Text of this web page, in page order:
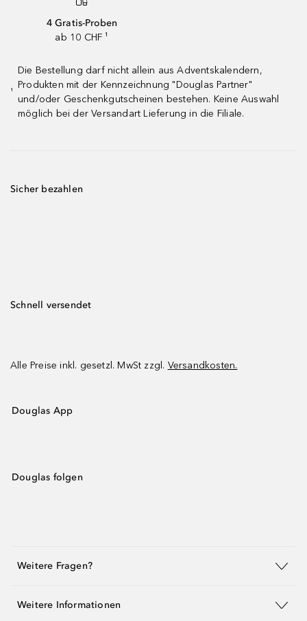
4 Gratis-Proben
ab 10 CHF ¹
¹
Die Bestellung darf nicht allein aus Adventskalendern,
Produkten mit der Kennzeichnung "Douglas Partner"
und/oder Geschenkgutscheinen bestehen. Keine Auswahl
möglich bei der Versandart Lieferung in die Filiale.
Sicher bezahlen
Schnell versendet
Alle Preise inkl. gesetzl. MwSt zzgl. Versandkosten.
Douglas App
Douglas folgen
Weitere Fragen?
Weitere Informationen